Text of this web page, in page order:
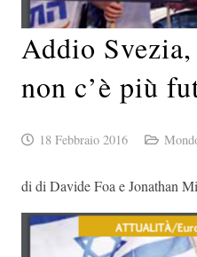
Addio
non c’è più
18 Febbraio 2016
di di Davide Foa e Jonathan